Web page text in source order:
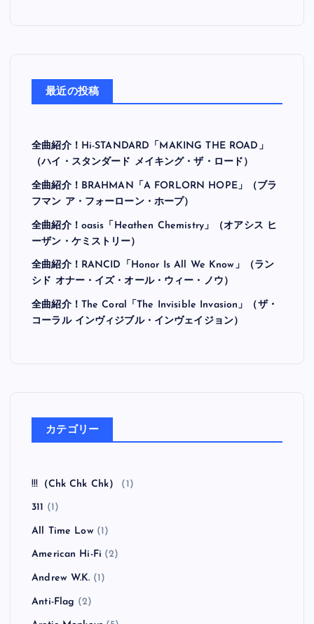
最近の投稿
全曲紹介！Hi-STANDARD「MAKING THE ROAD」
（ハイ・スタンダード メイキング・ザ・ロード）
全曲紹介！BRAHMAN「A FORLORN HOPE」（ブラ
フマン ア・フォーローン・ホープ）
全曲紹介！oasis「Heathen Chemistry」（オアシス ヒ
ーザン・ケミストリー）
全曲紹介！RANCID「Honor Is All We Know」（ラン
シド オナー・イズ・オール・ウィー・ノウ）
全曲紹介！The Coral「The Invisible Invasion」（ザ・
コーラル インヴィジブル・インヴェイジョン）
カテゴリー
!!!（Chk Chk Chk） (1)
311 (1)
All Time Low(1)
American Hi-Fi (2)
Andrew W.K. (1)
Anti-Flag (2)